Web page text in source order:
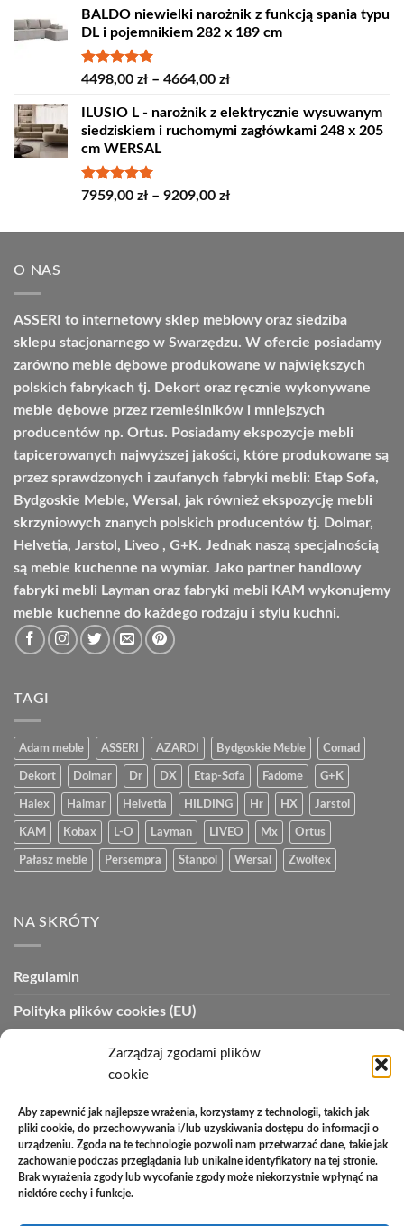
Zarządzaj zgodami plików
cookie
Aby zapewnić jak najlepsze wrażenia, korzystamy z technologii, takich jak
pliki cookie, do przechowywania i/lub uzyskiwania dostępu do informacji o
urządzeniu. Zgoda na te technologie pozwoli nam przetwarzać dane, takie jak
zachowanie podczas przeglądania lub unikalne identyfikatory na tej stronie.
Brak wyrażenia zgody lub wycofanie zgody może niekorzystnie wpłynąć na
niektóre cechy i funkcje.
od
4389,00 zł
4809,00 zł
BALDO niewielki narożnik z funkcją spania typu
DL i pojemnikiem 282 x 189 cm
Oceniono
4498,00 zł – 4664,00 złZakres
od
4498,00 zł
ILUSIO L - narożnik z elektrycznie wysuwanym
siedziskiem i ruchomymi zagłówkami 248 x 205
cm WERSAL
Oceniono
7959,00 zł – 9209,00 złZakres
od
O NAS
ASSERI to internetowy sklep meblowy oraz siedziba
sklepu stacjonarnego w Swarzędzu. W ofercie posiadamy
zarówno meble dębowe produkowane w największych
polskich fabrykach tj. Dekort oraz ręcznie wykonywane
meble dębowe przez rzemieślników i mniejszych
producentów np. Ortus. Posiadamy ekspozycje mebli
tapicerowanych najwyższej jakości, które produkowane są
przez sprawdzonych i zaufanych fabryki mebli: Etap Sofa,
Bydgoskie Meble, Wersal, jak również ekspozycję mebli
skrzyniowych znanych polskich producentów tj. Dolmar,
Helvetia, Jarstol, Liveo , G+K. Jednak naszą specjalnością
są meble kuchenne na wymiar. Jako partner handlowy
fabryki mebli Layman oraz fabryki mebli KAM wykonujemy
meble kuchenne do każdego rodzaju i stylu kuchni.
TAGI
Adam meble ASSERI AZARDI Bydgoskie Meble Comad
Dekort Dolmar Dr DX Etap-Sofa Fadome G+K
Halex Halmar Helvetia HILDING Hr HX Jarstol
KAM Kobax L-O Layman LIVEO Mx Ortus
Pałasz meble Persempra Stanpol Wersal Zwoltex
NA SKRÓTY
Regulamin
Polityka plików cookies (EU)
Polityka prywatności
Polityka zwrotów
Zakupy na raty
Kontakt